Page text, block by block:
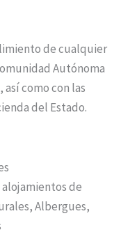
de cualquier
Autónoma
como con las
del Estado.
de
Albergues,